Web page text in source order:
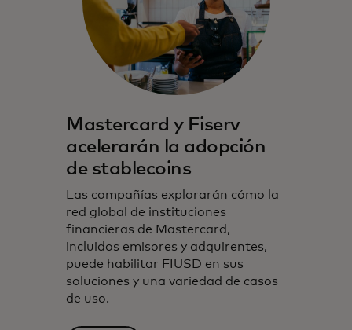
Mastercard y Fiserv
acelerarán la adopción
de stablecoins
Las compañías explorarán cómo la
red global de instituciones
financieras de Mastercard,
incluidos emisores y adquirentes,
puede habilitar FIUSD en sus
soluciones y una variedad de casos
de uso.